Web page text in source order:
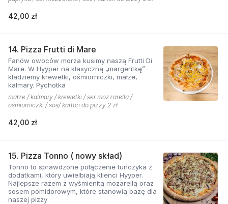
42,00 zł
14. Pizza Frutti di Mare
Fanów owoców morza kusimy naszą Frutti Di
Mare. W Hyyper na klasyczną „margeritkę”
kładziemy krewetki, ośmiorniczki, małże,
kalmary. Pychotka
małże / kalmary / krewetki / ser mozzarella /
ośmiorniczki / sos/ karton do pizzy 2 zł
42,00 zł
15. Pizza Tonno ( nowy skład)
Tonno to sprawdzone połączenie tuńczyka z
dodatkami, który uwielbiają klienci Hyyper.
Najlepsze razem z wyśmienitą mozarellą oraz
sosem pomidorowym, które stanowią bazę dla
naszej pizzy